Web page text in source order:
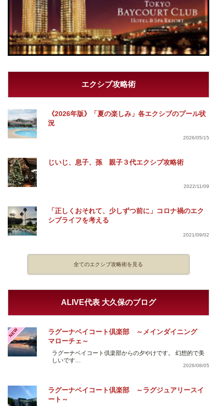
エクシブ攻略術
《2026年版》「夏の楽しみ」各エクシブのプール状
況
2026/05/15
じいじ、息子、孫 親子３代エクシブ攻略術
2022/11/09
「正しくおそれて、少しずつ前に」コロナ禍のエク
シブライフを考える
2021/09/02
全てのエクシブ攻略術を見る
ALIVE代表 大久保のブログ
NEW
ラグーナベイコート倶楽部 ～メインダイニング
マローチェ～
ラグーナベイコート倶楽部からの夕やけです。 幻想的で美
しいです…
2026/08/05
ラグーナベイコート倶楽部 ～ラグジュアリースイ
ート～